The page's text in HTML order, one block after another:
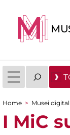
You are
Home > Musei
I MiC